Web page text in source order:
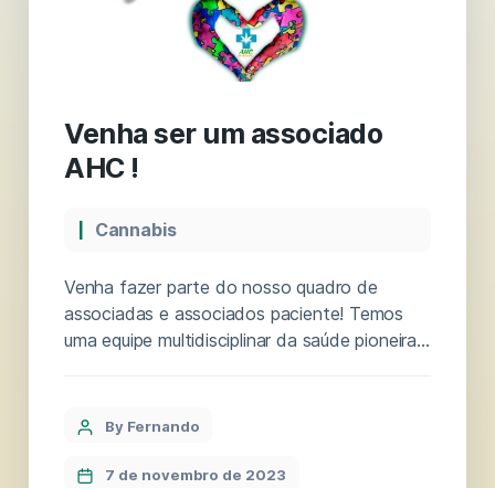
Venha ser um associado
AHC !
Cannabis
Venha fazer parte do nosso quadro de
associadas e associados paciente! Temos
uma equipe multidisciplinar da saúde pioneira
orgânico. Livre de aditivos e pesticidas. Solo
flores com terpenos espetaculares. Espécies
By Fernando
7 de novembro de 2023